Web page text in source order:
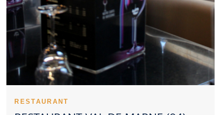
être valorisée par un Restaurant Val de Marne soigné. Le visuel
des assiettes contribue au prestige d’un Restaurant Val de
Marne. La tenue des lieux participe fortement à l’image d’un
Restaurant Val de Marne. Un Restaurant Val de Marne
convaincant rassemble plusieurs qualités complémentaires.
Un Restaurant Val de Marne peut rapidement devenir une table
recherchée. L’univers d’un Restaurant Val de Marne se
découvre dès les premières minutes. Le sérieux du personnel
renforce la crédibilité d’un Restaurant Val de Marne. La précision
en cuisine fait partie des forces d’un Restaurant Val de Marne.
Restaurant Val de Marne. Les plats principaux d’un Restaurant
RESTAURANT